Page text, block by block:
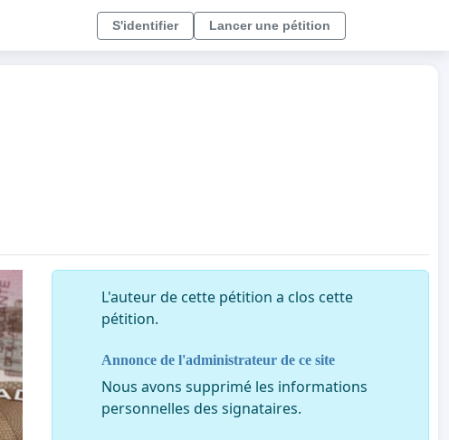
S'identifier Lancer une pétition
L'auteur de cette pétition a clos cette
pétition.
Annonce de l'administrateur de ce site
Nous avons supprimé les informations
personnelles des signataires.